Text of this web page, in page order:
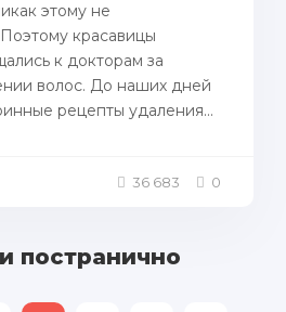
этому не
красавицы
к докторам за
волос. До наших дней
рецепты удаления...
36 683 0
постранично